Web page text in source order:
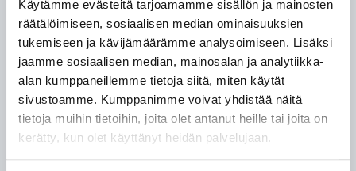
Käytämme evästeitä tarjoamamme sisällön ja mainosten
räätälöimiseen, sosiaalisen median ominaisuuksien
tukemiseen ja kävijämäärämme analysoimiseen. Lisäksi
jaamme sosiaalisen median, mainosalan ja analytiikka-
alan kumppaneillemme tietoja siitä, miten käytät
sivustoamme. Kumppanimme voivat yhdistää näitä
tietoja muihin tietoihin, joita olet antanut heille tai joita on
kerätty, kun olet käyttänyt heidän palvelujaan.
Siivoustalkoiden haravointijäte pyydetään
keräämään pusseihin ja säkkeihin, joiden tulee olla
näkösällä kadun varressa ja käsin siirreltävissä.
Ethän siis täytä säkkejä liian täyteen. Puutarhajäte
kerätään katujen varsille näkyvälle paikalle.
Jätettä ei haeta tonteilta.
Kunta hoitaa puutarhajätteen poisviennin
asianmukaisille paikoille viikolla 21. Keräys